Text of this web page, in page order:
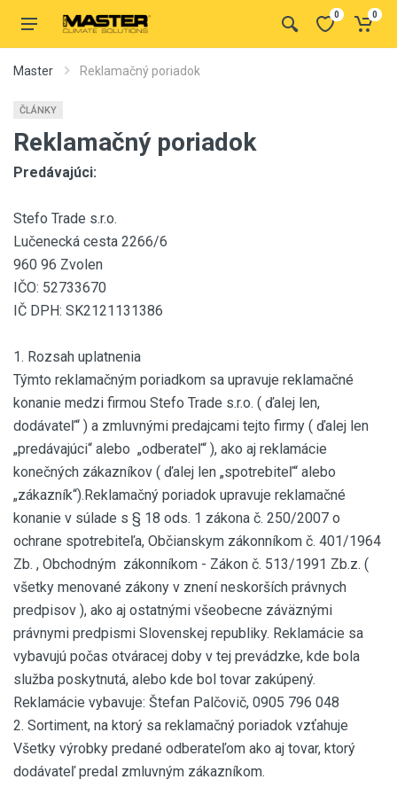
0 0
Master Reklamačný poriadok
ČLÁNKY
Reklamačný poriadok
Predávajúci:
Stefo Trade s.r.o.
Lučenecká cesta 2266/6
960 96 Zvolen
IČO: 52733670
IČ DPH: SK2121131386
1. Rozsah uplatnenia
Týmto reklamačným poriadkom sa upravuje reklamačné
konanie medzi firmou Stefo Trade s.r.o. ( ďalej len,
dodávateľ“ ) a zmluvnými predajcami tejto firmy ( ďalej len
„predávajúci“ alebo „odberateľ“ ), ako aj reklamácie
konečných zákazníkov ( ďalej len „spotrebiteľ“ alebo
„zákazník“).Reklamačný poriadok upravuje reklamačné
konanie v súlade s § 18 ods. 1 zákona č. 250/2007 o
ochrane spotrebiteľa, Občianskym zákonníkom č. 401/1964
Zb. , Obchodným zákonníkom - Zákon č. 513/1991 Zb.z. (
všetky menované zákony v znení neskorších právnych
predpisov ), ako aj ostatnými všeobecne záväznými
právnymi predpismi Slovenskej republiky. Reklamácie sa
vybavujú počas otváracej doby v tej prevádzke, kde bola
služba poskytnutá, alebo kde bol tovar zakúpený.
Reklamácie vybavuje: Štefan Palčovič, 0905 796 048
2. Sortiment, na ktorý sa reklamačný poriadok vzťahuje
Všetky výrobky predané odberateľom ako aj tovar, ktorý
dodávateľ predal zmluvným zákazníkom.